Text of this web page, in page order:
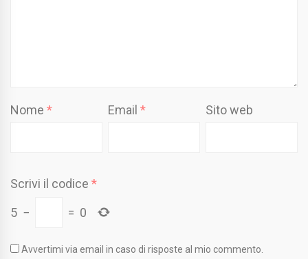
Nome * Email* Sito web
Scrivi il codice *
5 − = 0
Avvertimi via email in caso di risposte al mio commento.